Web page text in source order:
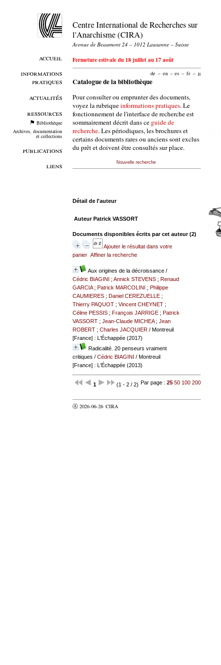
accueil
informations
pratiques
actualités
ressources
Bibliothèque
Archives, documentation
et collections
publications
liens
Centre International de Recherches sur
l'Anarchisme (CIRA)
Avenue de Beaumont 24 – 1012 Lausanne – Suisse
Fermeture estivale du 18 juillet au 17 août
de – en – es – fr – it
Catalogue de la bibliothèque
Pour consulter ou emprunter des documents,
voyez la rubriqueinformations pratiques. Le
fonctionnement de l'interface de recherche est
sommairement décrit dans ce guide de
recherche. Les périodiques, les brochures et
certains documents rares ou anciens sont exclus
du prêt et doivent être consultés sur place.
Nouvelle recherche
Détail de l'auteur
Auteur Patrick VASSORT
Documents disponibles écrits par cet auteur (2)
Ajouter le résultat dans votre
panier Affiner la recherche
Aux origines de la décroissance/
Cédric BIAGINI ; Annick STEVENS; Renaud
GARCIA; Patrick MARCOLINI ; Philippe
CAUMIERES; Daniel CEREZUELLE;
Thierry PAQUOT; Vincent CHEYNET;
Céline PESSIS; François JARRIGE; Patrick
VASSORT; Jean-Claude MICHEA; Jean
ROBERT; Charles JACQUIER/ Montreuil
[France] : L'Échappée (2017)
Radicalité. 20 penseurs vraiment
critiques / Cédric BIAGINI / Montreuil
[France] : L'Échappée (2013)
1 (1 - 2 / 2) Par page : 25 50 100 200
Ⓐ 2026-06-26 CIRA